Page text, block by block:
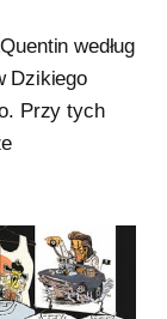
według
Dzikiego
Przy tych